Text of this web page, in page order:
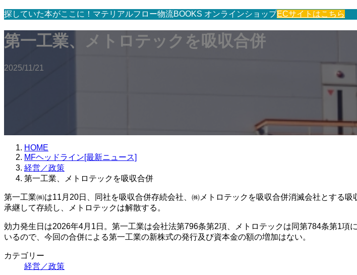
探していた本がここに！マテリアルフロー物流BOOKS オンラインショップECサイトはこちら
第一工業、メトロテックを吸収合併
2025/11/21
HOME
MFヘッドライン[最新ニュース]
経営／政策
第一工業、メトロテックを吸収合併
第一工業㈱は11月20日、同社を吸収合併存続会社、㈱メトロテックを吸収合併消滅会社とする
承継して存続し、メトロテックは解散する。
効力発生日は2026年4月1日。第一工業は会社法第796条第2項、メトロテックは同第784条第1
いるので、今回の合併による第一工業の新株式の発行及び資本金の額の増加はない。
カテゴリー
経営／政策